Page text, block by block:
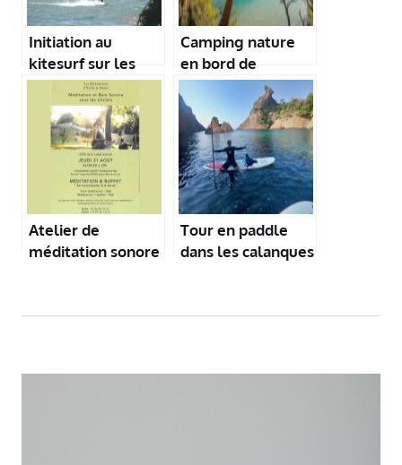
Initiation au
kitesurf sur les
plages du Var
Camping nature
en bord de
Méditerranée
Atelier de
méditation sonore
Tour en paddle
dans les calanques